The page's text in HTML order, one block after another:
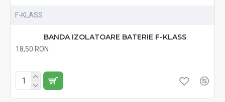
F-KLASS
BANDA IZOLATOARE BATERIE F-KLASS
18,50 RON